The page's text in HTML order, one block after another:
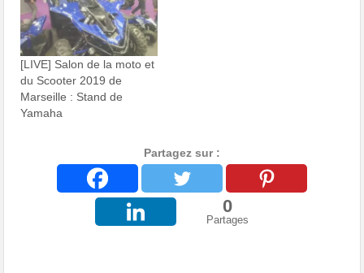
[LIVE] Salon de la moto et
du Scooter 2019 de
Marseille : Stand de
Yamaha
Partagez sur :
0
Partages